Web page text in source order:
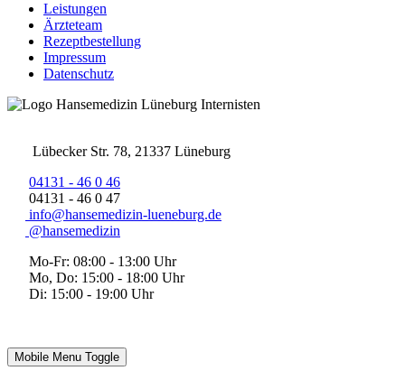
Leistungen
Ärzteteam
Rezeptbestellung
Impressum
Datenschutz
Lübecker Str. 78, 21337 Lüneburg
04131 - 46 0 46
04131 - 46 0 47
info@hansemedizin-lueneburg.de
@hansemedizin
Mo-Fr: 08:00 - 13:00 Uhr
Mo, Do: 15:00 - 18:00 Uhr
Di: 15:00 - 19:00 Uhr
Mobile Menu Toggle